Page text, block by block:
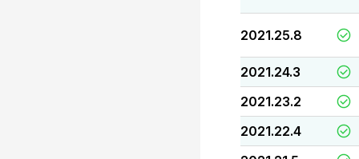
2021.25.8
2021.24.3
2021.23.2
2021.22.4